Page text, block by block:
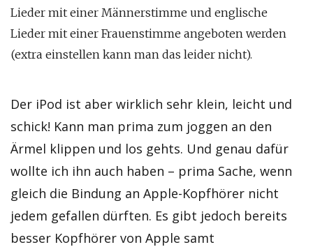
Lieder mit einer Männerstimme und englische
Lieder mit einer Frauenstimme angeboten werden
(extra einstellen kann man das leider nicht).
Der iPod ist aber wirklich sehr klein, leicht und
schick! Kann man prima zum joggen an den
Ärmel klippen und los gehts. Und genau dafür
wollte ich ihn auch haben – prima Sache, wenn
gleich die Bindung an Apple-Kopfhörer nicht
jedem gefallen dürften. Es gibt jedoch bereits
besser Kopfhörer von Apple samt